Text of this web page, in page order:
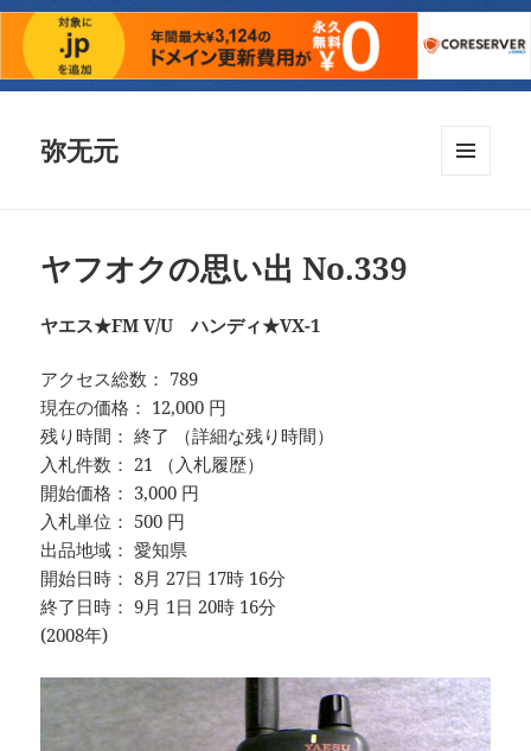
弥无元
ヤフオクの思い出 No.339
ヤエス★FM V/U ハンディ★VX-1
アクセス総数： 789
現在の価格： 12,000 円
残り時間： 終了 （詳細な残り時間）
入札件数： 21 （入札履歴）
開始価格： 3,000 円
入札単位： 500 円
出品地域： 愛知県
開始日時： 8月 27日 17時 16分
終了日時： 9月 1日 20時 16分
(2008年)